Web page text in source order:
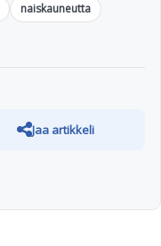
naiskauneutta
Jaa artikkeli